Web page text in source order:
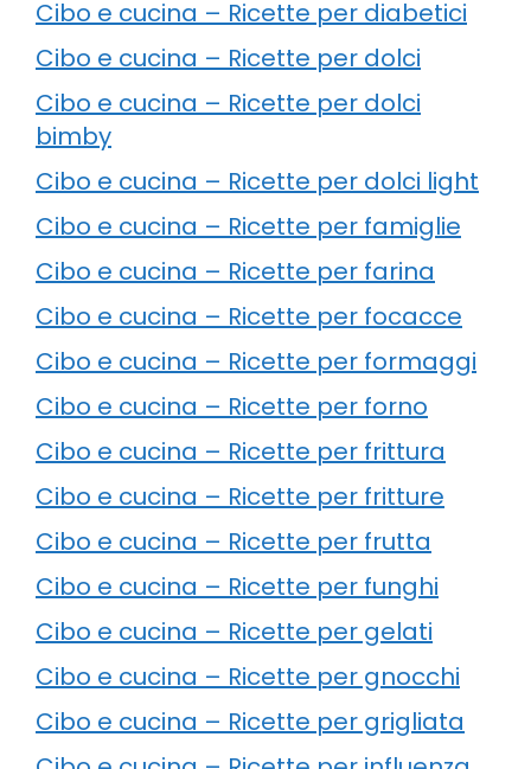
Cibo e cucina – Ricette per diabetici
Cibo e cucina – Ricette per dolci
Cibo e cucina – Ricette per dolci
bimby
Cibo e cucina – Ricette per dolci light
Cibo e cucina – Ricette per famiglie
Cibo e cucina – Ricette per farina
Cibo e cucina – Ricette per focacce
Cibo e cucina – Ricette per formaggi
Cibo e cucina – Ricette per forno
Cibo e cucina – Ricette per frittura
Cibo e cucina – Ricette per fritture
Cibo e cucina – Ricette per frutta
Cibo e cucina – Ricette per funghi
Cibo e cucina – Ricette per gelati
Cibo e cucina – Ricette per gnocchi
Cibo e cucina – Ricette per grigliata